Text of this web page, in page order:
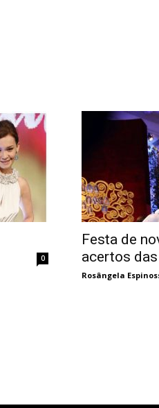
0
Festa de
acertos
Rosângela